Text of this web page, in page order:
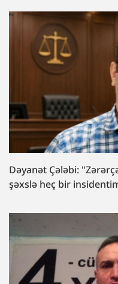
Dəyanət Çələbi:
şəxslə heç bir